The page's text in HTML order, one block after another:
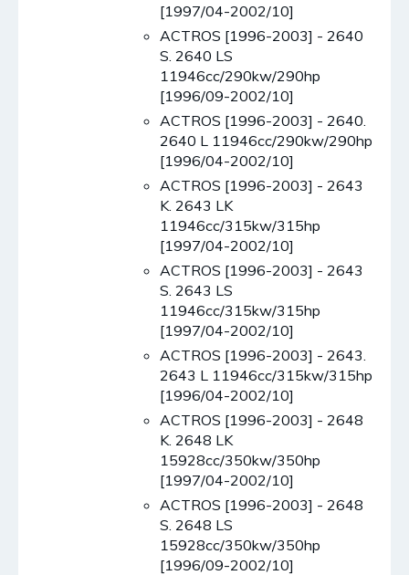
[1997/04-2002/10]
ACTROS [1996-2003] - 2640
S. 2640 LS
11946cc/290kw/290hp
[1996/09-2002/10]
ACTROS [1996-2003] - 2640.
2640 L 11946cc/290kw/290hp
[1996/04-2002/10]
ACTROS [1996-2003] - 2643
K. 2643 LK
11946cc/315kw/315hp
[1997/04-2002/10]
ACTROS [1996-2003] - 2643
S. 2643 LS
11946cc/315kw/315hp
[1997/04-2002/10]
ACTROS [1996-2003] - 2643.
2643 L 11946cc/315kw/315hp
[1996/04-2002/10]
ACTROS [1996-2003] - 2648
K. 2648 LK
15928cc/350kw/350hp
[1997/04-2002/10]
ACTROS [1996-2003] - 2648
S. 2648 LS
15928cc/350kw/350hp
[1996/09-2002/10]